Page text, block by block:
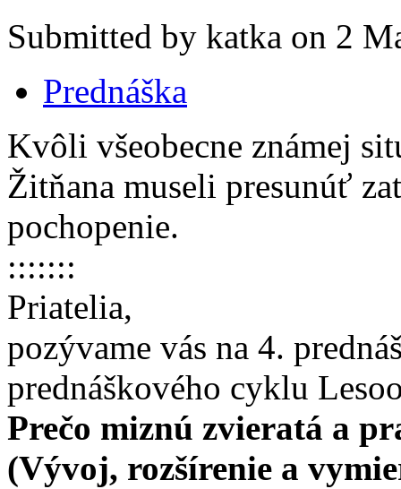
Submitted by katka on 2
Prednáška
Kvôli všeobecne známej
Žitňana museli presunúť
pochopenie.
:::::::
Priatelia,
pozývame vás na 4.
prednáškového cyklu
Prečo miznú zvieratá a
(Vývoj, rozšírenie a